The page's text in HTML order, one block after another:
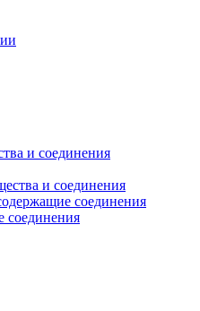
и соединения
и соединения
соединения
соединения